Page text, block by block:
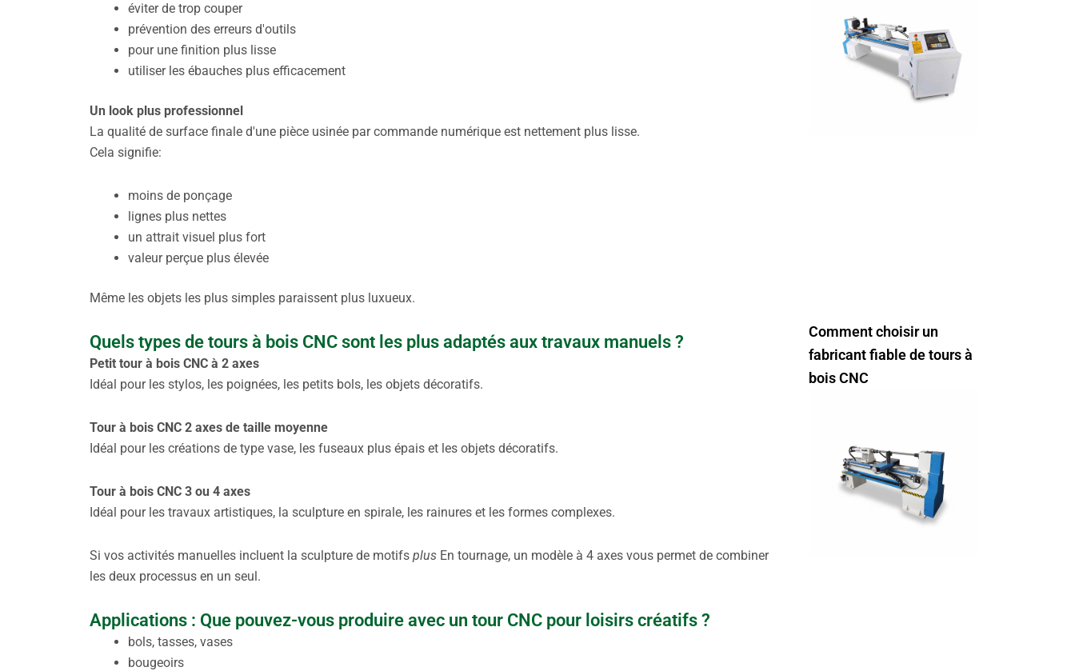
éviter de trop couper
prévention des erreurs d'outils
pour une finition plus lisse
utiliser les ébauches plus efficacement
Un look plus professionnel
La qualité de surface finale d'une pièce usinée par commande numérique est nettement plus lisse.
Cela signifie:
moins de ponçage
lignes plus nettes
un attrait visuel plus fort
valeur perçue plus élevée
Même les objets les plus simples paraissent plus luxueux.
Quels types de tours à bois CNC sont les plus adaptés aux travaux manuels ?
Petit tour à bois CNC à 2 axes
Idéal pour les stylos, les poignées, les petits bols, les objets décoratifs.
Tour à bois CNC 2 axes de taille moyenne
Idéal pour les créations de type vase, les fuseaux plus épais et les objets décoratifs.
Tour à bois CNC 3 ou 4 axes
Idéal pour les travaux artistiques, la sculpture en spirale, les rainures et les formes complexes.
Si vos activités manuelles incluent la sculpture de motifs plus En tournage, un modèle à 4 axes vous permet de combiner
les deux processus en un seul.
Applications : Que pouvez-vous produire avec un tour CNC pour loisirs créatifs ?
bols, tasses, vases
bougeoirs
Comment choisir un
fabricant fiable de tours à
bois CNC